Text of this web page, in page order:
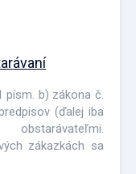
b) zákona č.
(ďalej iba
zákazkách sa